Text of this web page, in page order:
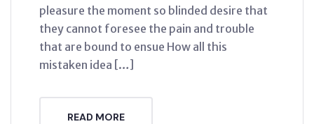
pleasure the moment so blinded desire that
they cannot foresee the pain and trouble
that are bound to ensue How all this
mistaken idea […]
READ MORE